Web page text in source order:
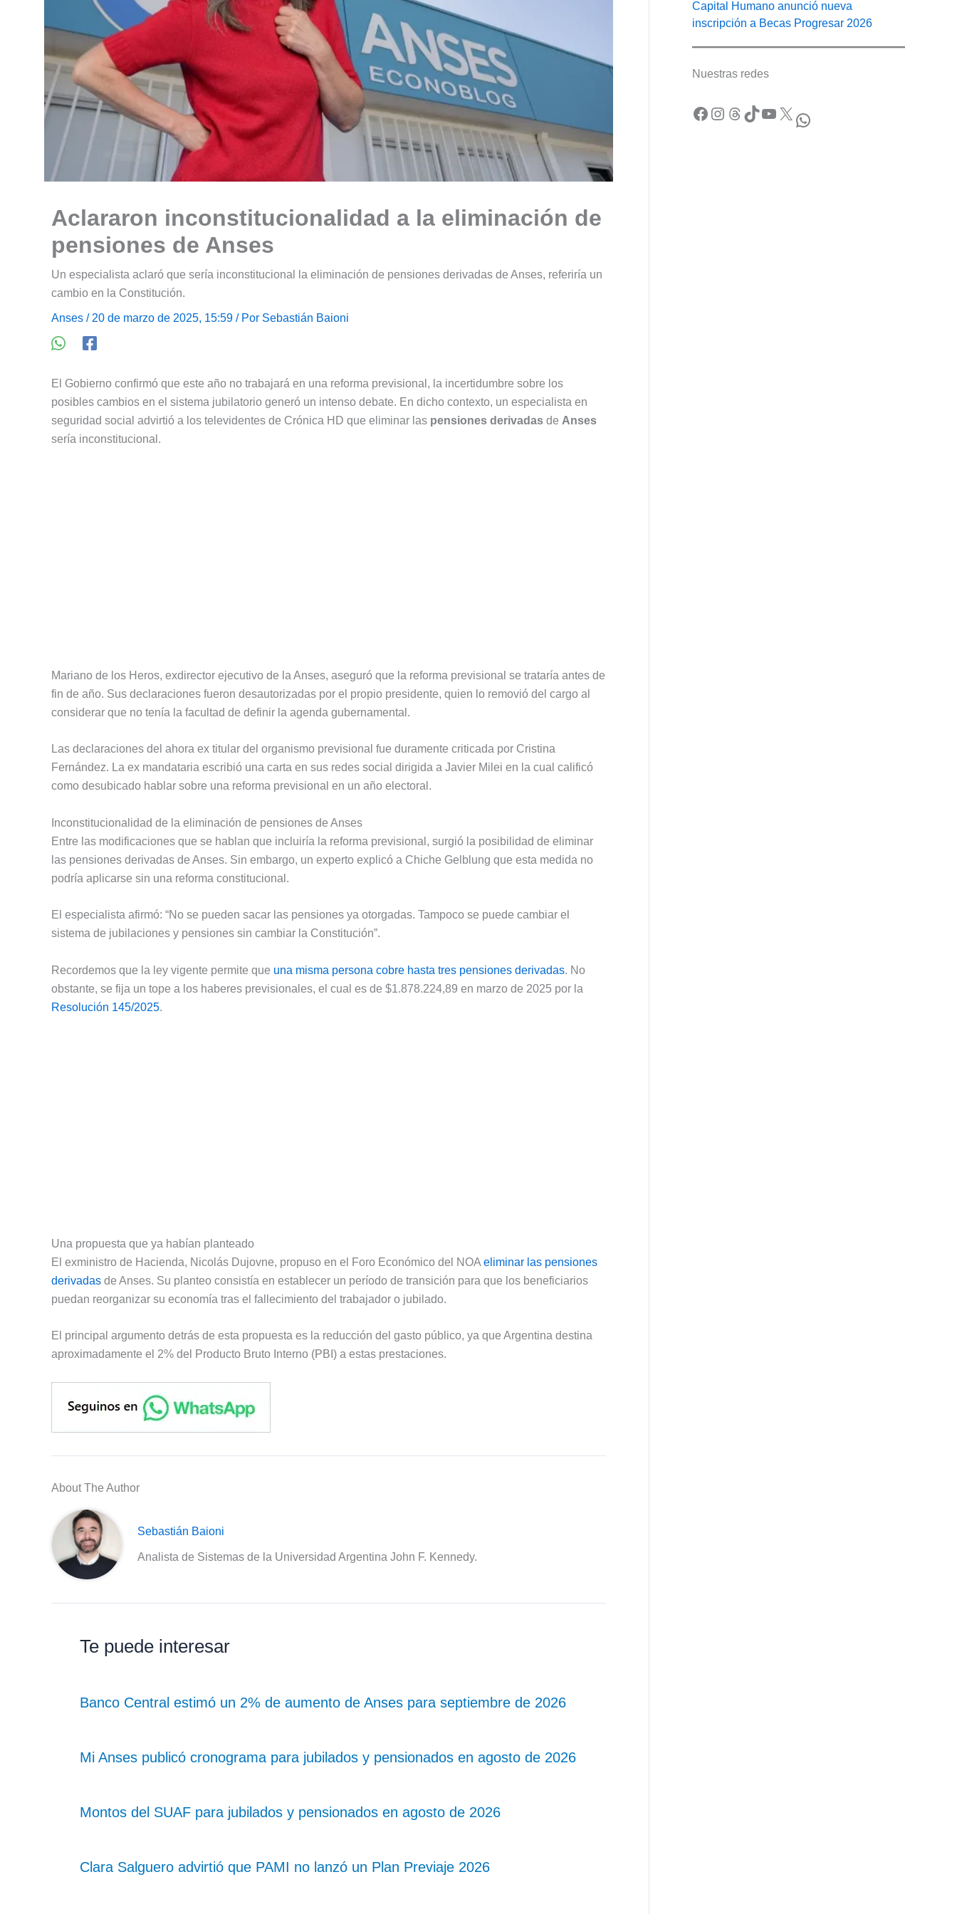
Aclararon inconstitucionalidad a la eliminación de
pensiones de Anses
Un especialista aclaró que sería inconstitucional la eliminación de pensiones derivadas de Anses, referiría un
cambio en la Constitución.
Anses / 20 de marzo de 2025, 15:59 / Por Sebastián Baioni
El Gobierno confirmó que este año no trabajará en una reforma previsional, la incertidumbre sobre los
posibles cambios en el sistema jubilatorio generó un intenso debate. En dicho contexto, un especialista en
seguridad social advirtió a los televidentes de Crónica HD que eliminar las pensiones derivadas de Anses
sería inconstitucional.
Mariano de los Heros, exdirector ejecutivo de la Anses, aseguró que la reforma previsional se trataría antes de
fin de año. Sus declaraciones fueron desautorizadas por el propio presidente, quien lo removió del cargo al
considerar que no tenía la facultad de definir la agenda gubernamental.
Las declaraciones del ahora ex titular del organismo previsional fue duramente criticada por Cristina
Fernández. La ex mandataria escribió una carta en sus redes social dirigida a Javier Milei en la cual calificó
como desubicado hablar sobre una reforma previsional en un año electoral.
Inconstitucionalidad de la eliminación de pensiones de Anses
Entre las modificaciones que se hablan que incluiría la reforma previsional, surgió la posibilidad de eliminar
las pensiones derivadas de Anses. Sin embargo, un experto explicó a Chiche Gelblung que esta medida no
podría aplicarse sin una reforma constitucional.
El especialista afirmó: “No se pueden sacar las pensiones ya otorgadas. Tampoco se puede cambiar el
sistema de jubilaciones y pensiones sin cambiar la Constitución”.
Recordemos que la ley vigente permite que una misma persona cobre hasta tres pensiones derivadas. No
obstante, se fija un tope a los haberes previsionales, el cual es de $1.878.224,89 en marzo de 2025 por la
Resolución 145/2025.
Una propuesta que ya habían planteado
El exministro de Hacienda, Nicolás Dujovne, propuso en el Foro Económico del NOA eliminar las pensiones
derivadas de Anses. Su planteo consistía en establecer un período de transición para que los beneficiarios
puedan reorganizar su economía tras el fallecimiento del trabajador o jubilado.
El principal argumento detrás de esta propuesta es la reducción del gasto público, ya que Argentina destina
aproximadamente el 2% del Producto Bruto Interno (PBI) a estas prestaciones.
About The Author
Sebastián Baioni
Analista de Sistemas de la Universidad Argentina John F. Kennedy.
Te puede interesar
Banco Central estimó un 2% de aumento de Anses para septiembre de 2026
Mi Anses publicó cronograma para jubilados y pensionados en agosto de 2026
Montos del SUAF para jubilados y pensionados en agosto de 2026
Clara Salguero advirtió que PAMI no lanzó un Plan Previaje 2026
Capital Humano anunció nueva
inscripción a Becas Progresar 2026
Nuestras redes
Facebook Instagram Threads TikTok YouTube X WhatsApp